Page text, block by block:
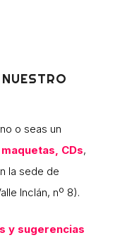
o seas un
CDs,
la sede de
Inclán, nº 8).
y sugerencias